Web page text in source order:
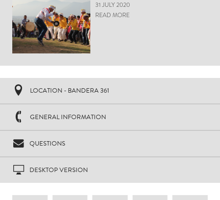
31 JULY 2020
READ MORE
LOCATION - BANDERA 361
GENERAL INFORMATION
QUESTIONS
DESKTOP VERSION